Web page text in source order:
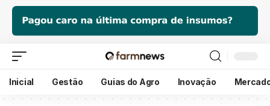
Inicial Gestão Guias do Agro Inovação